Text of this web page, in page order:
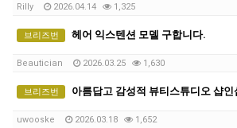
Rilly 2026.04.14 1,325
브리즈번 헤어 익스텐션 모델 구합니다.
Beautician 2026.03.25 1,630
브리즈번 아름답고 감성적 뷰티스튜디오 샵인샵 (Beauty
uwooske 2026.03.18 1,652